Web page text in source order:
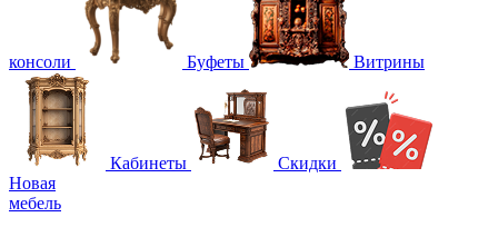
консоли Буфеты Витрины
Кабинеты
Скидки
Новая
мебель